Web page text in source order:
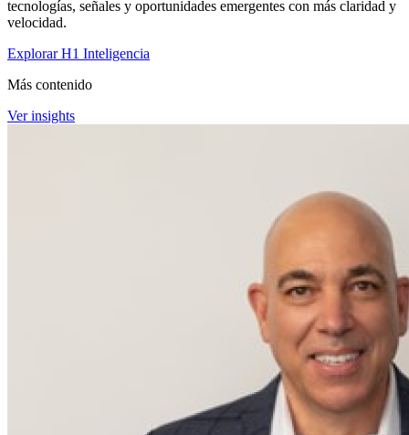
tecnologías, señales y oportunidades emergentes con más claridad y
velocidad.
Explorar H1 Inteligencia
Más contenido
Ver insights